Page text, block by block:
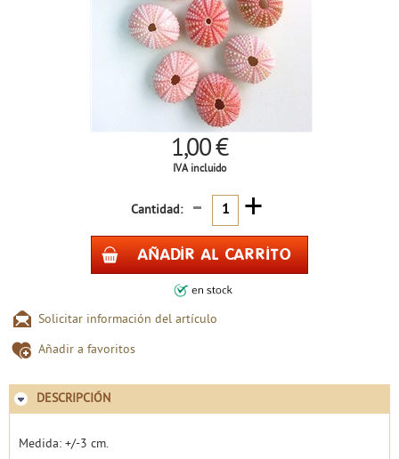
1,00 €
IVA incluido
Cantidad: - +
Solicitar información del artículo
Añadir a favoritos
DESCRIPCIÓN
Medida: +/-3 cm.